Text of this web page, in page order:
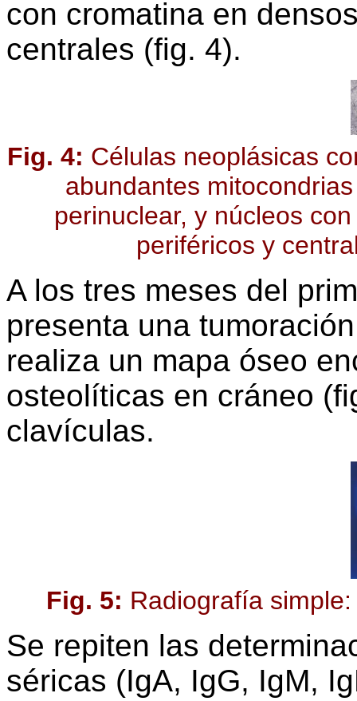
con cromatina en
centrales (fig. 4).
Fig. 4: Células neoplásicas
abundantes
perinuclear, y núcleos
periféricos y
A los tres meses del
presenta una
realiza un mapa óseo
osteolíticas en cráneo
clavículas.
Fig. 5: Radiografía
Se repiten las
séricas (IgA, IgG, IgM,